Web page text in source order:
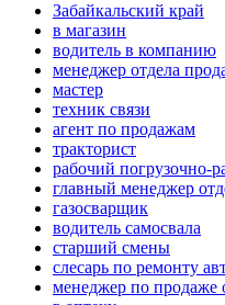
Забайкальский край
в магазин
водитель в компанию
менеджер отдела
мастер
техник связи
агент по продажам
тракторист
рабочий погрузочно-
главный менеджер
газосварщик
водитель самосвала
старший смены
слесарь по ремонту
менеджер по продаже